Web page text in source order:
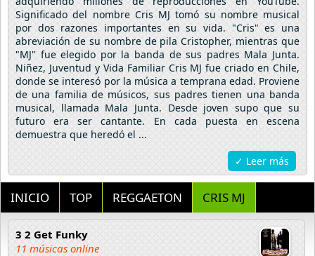
Significado del nombre Cris MJ tomó su nombre musical
por dos razones importantes en su vida. "Cris" es una
abreviación de su nombre de pila Cristopher, mientras que
"MJ" fue elegido por la banda de sus padres Mala Junta.
Niñez, Juventud y Vida Familiar Cris MJ fue criado en Chile,
donde se interesó por la música a temprana edad. Proviene
de una familia de músicos, sus padres tienen una banda
musical, llamada Mala Junta. Desde joven supo que su
futuro era ser cantante. En cada puesta en escena
demuestra que heredó el ...
✓ Leer más
INICIO TOP REGGAETON CRIS MJ
3 2 Get Funky
11 músicas online